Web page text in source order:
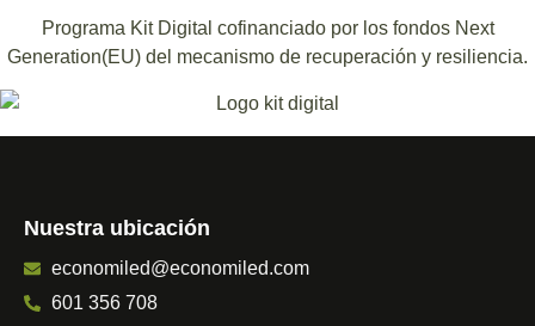
Programa Kit Digital cofinanciado por los fondos Next
Generation(EU) del mecanismo de recuperación y resiliencia.
Nuestra ubicación
economiled@economiled.com
601 356 708